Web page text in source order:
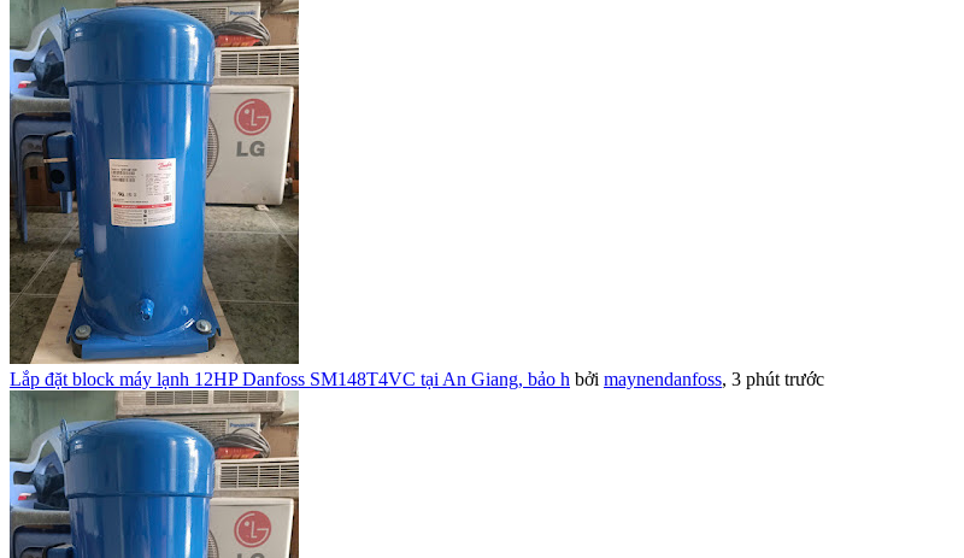
Lắp đặt block máy lạnh 12HP Danfoss SM148T4VC tại An Giang, bảo h bởi maynendanfoss, 3 phút trước